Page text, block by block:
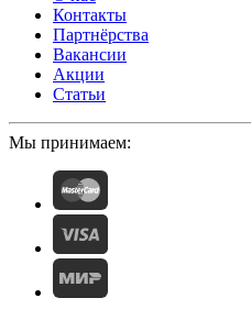
Контакты
Партнёрства
Вакансии
Акции
Статьи
Мы принимаем: